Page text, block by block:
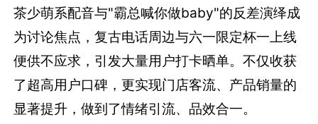
茶少萌系配音与"霸总喊你做baby"的反差演绎成
为讨论焦点，复古电话周边与六一限定杯一上线
便供不应求，引发大量用户打卡晒单。不仅收获
了超高用户口碑，更实现门店客流、产品销量的
显著提升，做到了情绪引流、品效合一。